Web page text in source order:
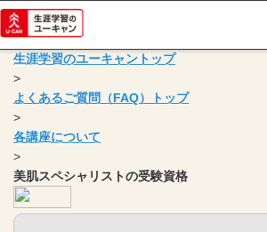
生涯学習のユーキャントップ
>
よくあるご質問（FAQ）トップ
>
各講座について
>
美肌スペシャリストの受験資格